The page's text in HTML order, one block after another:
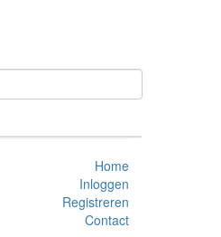
Home
Inloggen
Registreren
Contact